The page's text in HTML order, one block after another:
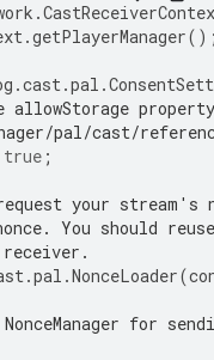
.
.getPlayerManager
.cast.pal .
pal/cast/
true ;
your stream's
You should
.pal .NonceLoader(
for